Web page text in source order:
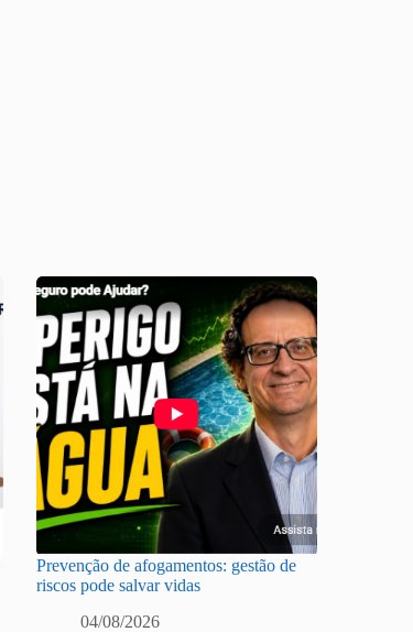
Prevenção de afogamentos: gestão de
riscos pode salvar vidas
04/08/2026